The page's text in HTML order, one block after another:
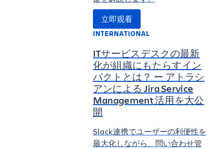
立即观看
INTERNATIONAL
ITサービスデスクの最新
化が組織にもたらすイン
パクトとは？ ー アトラシ
アンによる Jira Service
Management 活用を大公
開
Slack連携でユーザーの利便性を
最大化しながら、問い合わせ管